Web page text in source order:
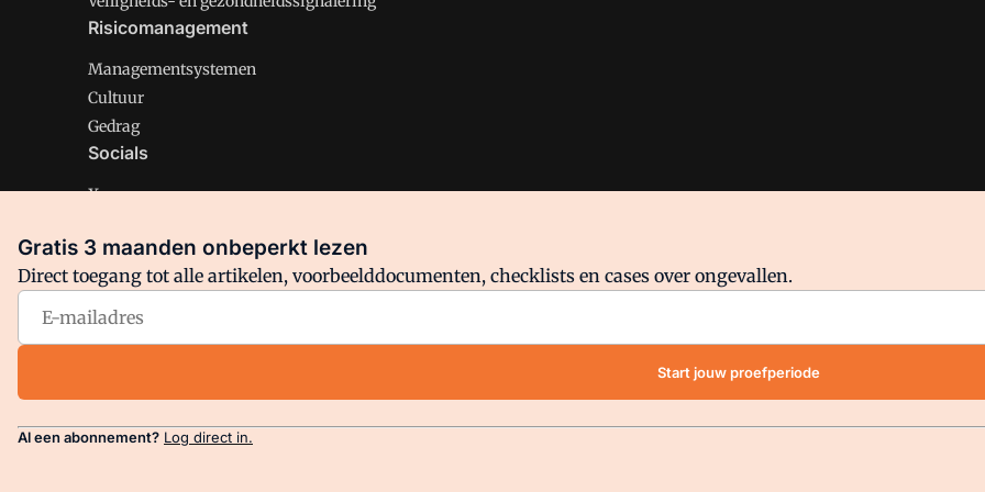
Risicomanagement
Managementsystemen
Cultuur
Gedrag
Socials
X
Facebook
Arbo is onderdeel van VMN media. Lees inons manifestwaar VMN media voor staat. Op gebruik van deze site zijn de
Gratis 3 maanden onbeperkt lezen
Direct toegang tot alle artikelen, voorbeelddocumenten, checklists en cases over ongevallen.
Start jouw proefperiode
Al een abonnement? Log direct in.